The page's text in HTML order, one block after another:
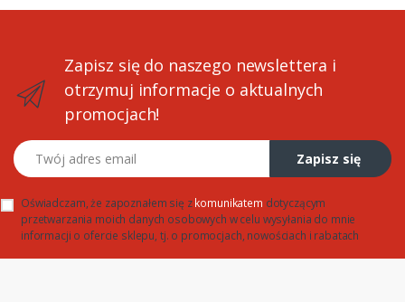
Zapisz się do naszego newslettera i
otrzymuj informacje o aktualnych
promocjach!
Twój adres email
Zapisz się
Oświadczam, że zapoznałem się zkomunikatem dotyczącym
przetwarzania moich danych osobowych w celu wysyłania do mnie
informacji o ofercie sklepu, tj. o promocjach, nowościach i rabatach